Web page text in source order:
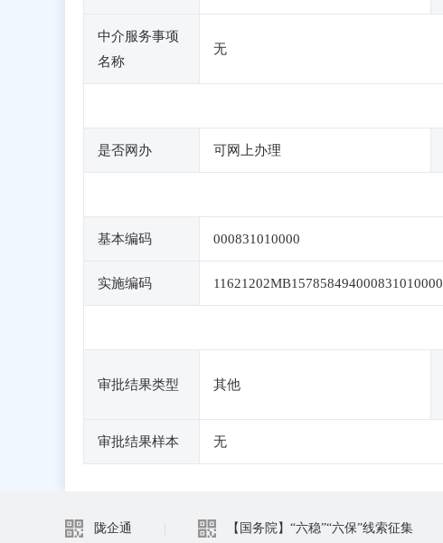
中介服务事项
名称
无
是否网办 可网上办理
基本编码 000831010000
实施编码 11621202MB157858494000831010000
审批结果类型 其他
审批结果样本 无
陇企通 【国务院】“六稳”“六保”线索征集